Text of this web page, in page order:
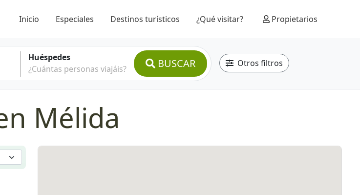
Inicio Especiales Destinos turísticos ¿Qué visitar? Propietarios
Huéspedes
¿Cuántas personas viajáis?
BUSCAR Otros filtros
Mélida